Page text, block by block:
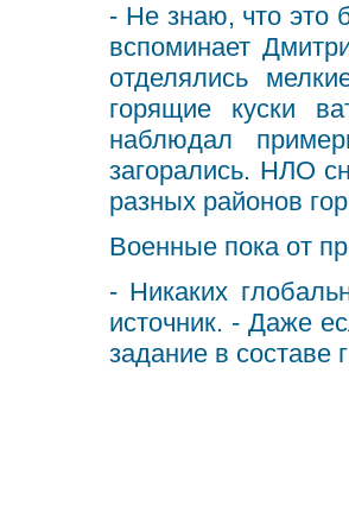
- Не знаю, что это
вспоминает
отделялись
горящие куски
наблюдал
загорались. НЛО
разных районов
Военные пока от
- Никаких
источник. - Даже
задание в